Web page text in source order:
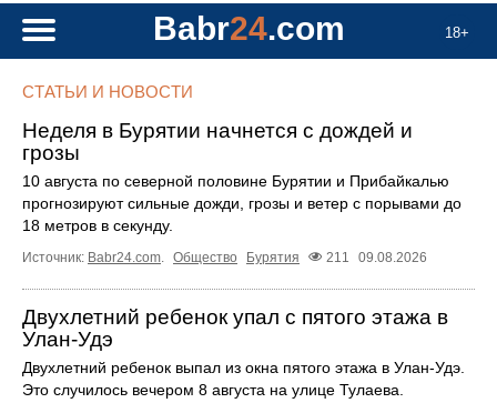
18+
Babr24.com
СТАТЬИ И НОВОСТИ
Неделя в Бурятии начнется с дождей и
грозы
10 августа по северной половине Бурятии и Прибайкалью
прогнозируют сильные дожди, грозы и ветер с порывами до
18 метров в секунду.
Источник: Babr24.com. Общество Бурятия 211 09.08.2026
Двухлетний ребенок упал с пятого этажа в
Улан-Удэ
Двухлетний ребенок выпал из окна пятого этажа в Улан-Удэ.
Это случилось вечером 8 августа на улице Тулаева.